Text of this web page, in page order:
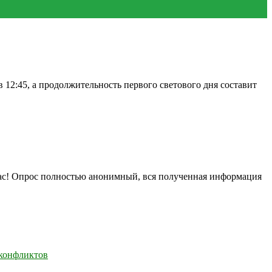
а продолжительность первого светового дня составит
Опрос полностью анонимный, вся полученная информация